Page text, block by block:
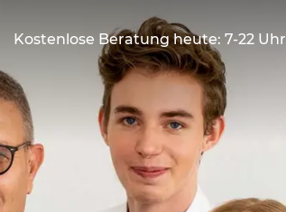
Kostenlose Beratung heute: 7-22 Uhr